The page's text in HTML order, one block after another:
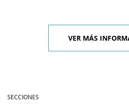
VER MÁS
SECCIONES